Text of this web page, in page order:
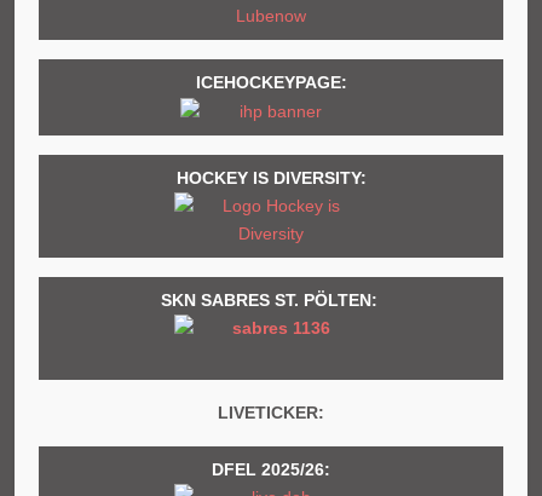
ICEHOCKEYPAGE:
HOCKEY IS DIVERSITY:
SKN SABRES ST. PÖLTEN:
LIVETICKER:
DFEL 2025/26: